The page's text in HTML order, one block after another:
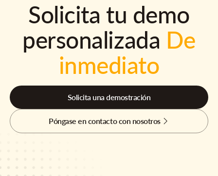
Solicita tu demo
personalizada De
inmediato
Solicita una demostración
Póngase en contacto con nosotros